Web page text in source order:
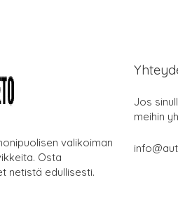
valikoiman
Osta
netistä edullisesti.
Jos
meihin